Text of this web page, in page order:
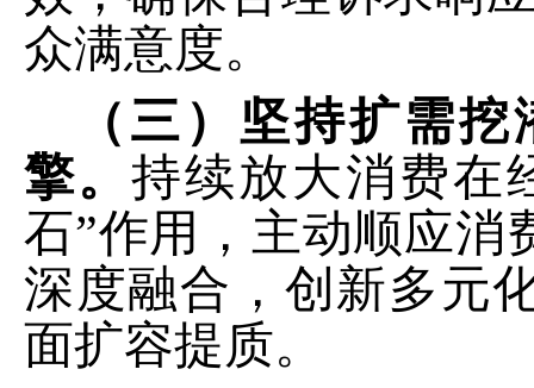
众满意度。
（三）坚持扩需
擎。 持续放大消费在
石”作用，主动顺应消
深度融合，创新多元
面扩容提质。